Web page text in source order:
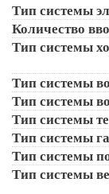
Тип системы
Количество
Тип системы
Тип системы
Тип системы
Тип системы
Тип системы
Тип системы
Тип системы